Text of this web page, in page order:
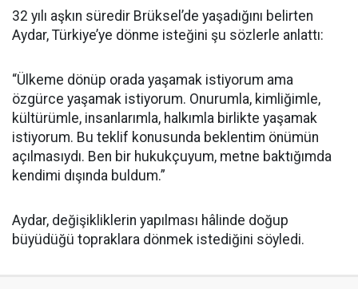
32 yılı aşkın süredir Brüksel’de yaşadığını belirten
Aydar, Türkiye’ye dönme isteğini şu sözlerle anlattı:
“Ülkeme dönüp orada yaşamak istiyorum ama
özgürce yaşamak istiyorum. Onurumla, kimliğimle,
kültürümle, insanlarımla, halkımla birlikte yaşamak
istiyorum. Bu teklif konusunda beklentim önümün
açılmasıydı. Ben bir hukukçuyum, metne baktığımda
kendimi dışında buldum.”
Aydar, değişikliklerin yapılması hâlinde doğup
büyüdüğü topraklara dönmek istediğini söyledi.